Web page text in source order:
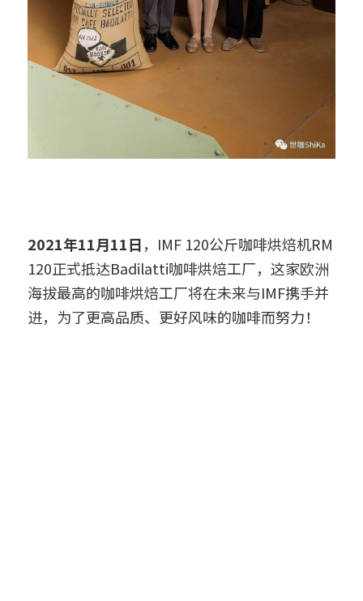
2021年11月11日，IMF 120公斤咖啡烘焙机RM
120正式抵达Badilatti咖啡烘焙工厂，这家欧洲
海拔最高的咖啡烘焙工厂将在未来与IMF携手并
进，为了更高品质、更好风味的咖啡而努力！